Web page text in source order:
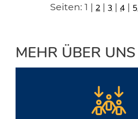
Seiten: 1 | 2 | 3 | 4 | 5
MEHR ÜBER UNS